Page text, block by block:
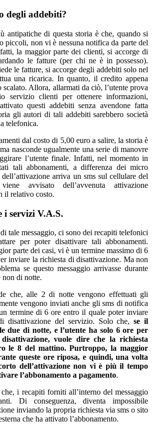
degli addebiti?
antipatiche di questa storia è che, quando si
piccoli, non vi è nessuna notifica da parte del
la maggior parte dei clienti, si accorge di
le fatture (per chi ne è in possesso).
le fatture, si accorge degli addebiti solo nel
una ricarica. In quanto, il credito appena
scalato. Allora, allarmati da ciò, l’utente prova
servizio clienti per ottenere informazioni,
questi addebiti senza avendone fatta
gli autori di tali addebiti sarebbero società
telefonica.
dal costo di 5,00 euro a salire, la storia è
nasconde ugualmente una serie di manovre
l’utente finale. Infatti, nel momento in
tali abbonamenti, a differenza dei micro
arriva un sms sul cellulare del
avvisato dell’avvenuta attivazione
il relativo costo.
i servizi V.A.S.
tale messaggio, ci sono dei recapiti telefonici
per poter disattivare tali abbonamenti.
parte dei casi, vi è un termine massimo di 6
inviare la richiesta di disattivazione. Ma non
se questo messaggio arrivasse durante
non di notte.
che, alle 2 di notte vengono effettuati gli
vengono inviati anche gli sms di notifica
termine di 6 ore entro il quale poter inviare
disattivazione del servizio. Solo che,se il
due di notte, e l’utente ha solo 6 ore per
vuole dire che la richiesta
le 8 del mattino. Purtroppo, la maggior
queste ore riposa, e quindi, una volta
dell’attivazione non vi è più il tempo
l’abbonamento a pagamento.
i recapiti forniti all’interno del messaggio
Di conseguenza, diventa impossibile
inviando la propria richiesta via sms o sito
che ha attivato l’abbonamento.